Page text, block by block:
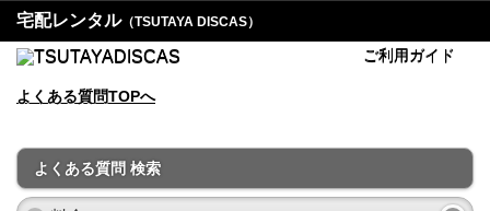
宅配レンタル（TSUTAYA DISCAS）
ご利用ガイド
よくある質問TOPへ
よくある質問 検索